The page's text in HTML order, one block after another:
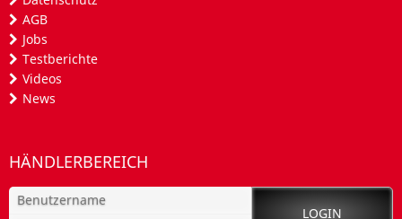
AGB
Jobs
Testberichte
Videos
News
HÄNDLERBEREICH